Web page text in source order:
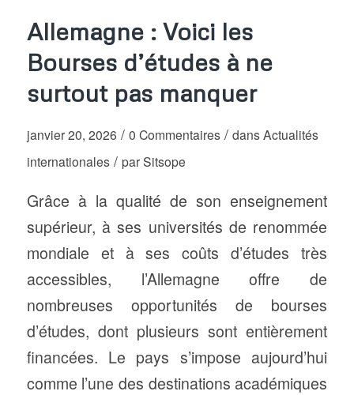
Allemagne : Voici les
Bourses d’études à ne
surtout pas manquer
janvier 20, 2026 / 0 Commentaires / dansActualités
internationales / parSitsope
Grâce à la qualité de son enseignement
supérieur, à ses universités de renommée
mondiale et à ses coûts d’études très
accessibles, l’Allemagne offre de
nombreuses opportunités de bourses
d’études, dont plusieurs sont entièrement
financées. Le pays s’impose aujourd’hui
comme l’une des destinations académiques